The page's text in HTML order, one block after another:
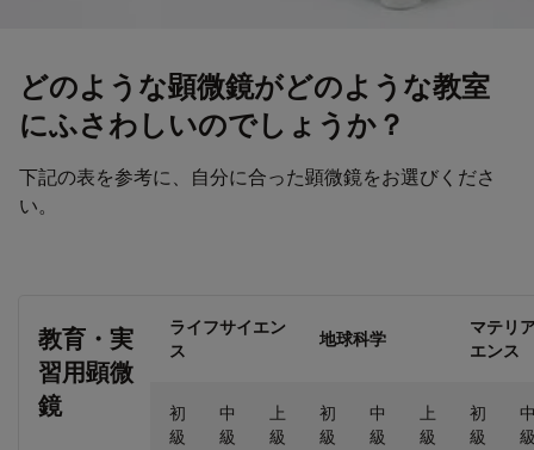
どのような顕微鏡がどのような教室
にふさわしいのでしょうか？
下記の表を参考に、自分に合った顕微鏡をお選びくださ
い。
教育・実
習用顕微
鏡
ライフサイエン
ス
地球科学
マテリ
エンス
初
級
中
級
上
級
初
級
中
級
上
級
初
級